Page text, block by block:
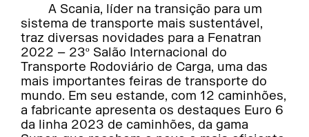
A Scania, líder na transição para um
sistema de transporte mais sustentável,
traz diversas novidades para a Fenatran
2022 – 23º Salão Internacional do
Transporte Rodoviário de Carga, uma das
mais importantes feiras de transporte do
mundo. Em seu estande, com 12 caminhões,
a fabricante apresenta os destaques Euro 6
da linha 2023 de caminhões, da gama